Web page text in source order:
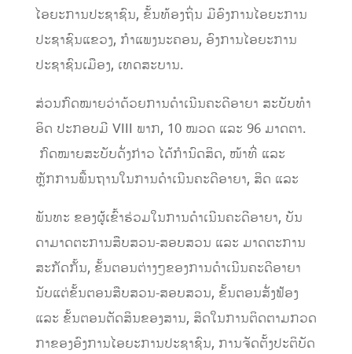
ໄອຍະການປະຊາຊົນ, ຂັ້ນທ້ອງຖິ່ນ ມີອົງການໄອຍະການ
ປະຊາຊົນແຂວງ, ກຳແພງນະຄອນ, ອົງການໄອຍະການ
ປະຊາຊົນເມືອງ, ເທດສະບານ.
ສ່ວນກົດໝາຍວ່າດ້ວຍການດໍາເນີນຄະດີອາຍາ ສະບັບທໍາ
ອິດ ປະກອບມີ VIII ພາກ, 10 ໝວດ ແລະ 96 ມາດຕາ.
ກົດໝາຍສະບັບດັ່ງກ່າວ ໄດ້ກໍານົດສິດ, ໜ້າທີ່ ແລະ
ຫຼັກການພື້ນຖານໃນການດໍາເນີນຄະດີອາຍາ, ສິດ ແລະ
ພັນທະ ຂອງຜູ້ເຂົ້າຮ່ວມໃນການດໍາເນີນຄະດີອາຍາ, ບັນ
ດາມາດຕະການສືບສວນ-ສອບສວນ ແລະ ມາດຕະການ
ສະກັດກັ້ນ, ຂັ້ນຕອນຕ່າງໆຂອງການດໍາເນີນຄະດີອາຍາ
ນັບແຕ່ຂັ້ນຕອນສືບສວນ-ສອບສວນ, ຂັ້ນຕອນສັ່ງຟ້ອງ
ແລະ ຂັ້ນຕອນຕັດສິນຂອງສານ, ສິດໃນການຕິດຕາມກວດ
ກາຂອງອົງການໄອຍະການປະຊາຊົນ, ການຈັດຕັ້ງປະຕິບັດ